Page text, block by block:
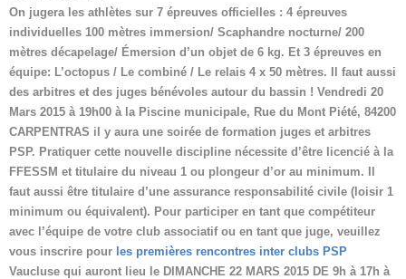
On jugera les athlètes sur 7 épreuves officielles : 4 épreuves
individuelles 100 mètres immersion/ Scaphandre nocturne/ 200
mètres décapelage/ Émersion d’un objet de 6 kg. Et 3 épreuves en
équipe: L’octopus / Le combiné / Le relais 4 x 50 mètres. Il faut aussi
des arbitres et des juges bénévoles autour du bassin ! Vendredi 20
Mars 2015 à 19h00 à la Piscine municipale, Rue du Mont Piété, 84200
CARPENTRAS il y aura une soirée de formation juges et arbitres
PSP. Pratiquer cette nouvelle discipline nécessite d’être licencié à la
FFESSM et titulaire du niveau 1 ou plongeur d’or au minimum. Il
faut aussi être titulaire d’une assurance responsabilité civile (loisir 1
minimum ou équivalent). Pour participer en tant que compétiteur
avec l’équipe de votre club associatif ou en tant que juge, veuillez
vous inscrire pour les premières rencontres inter clubs PSP
Vaucluse qui auront lieu le DIMANCHE 22 MARS 2015 DE 9h à 17h à